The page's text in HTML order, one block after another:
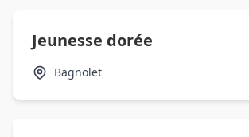
Jeunesse dorée
Bagnolet